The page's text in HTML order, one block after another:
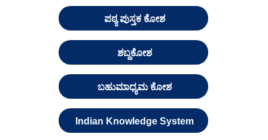
ಪಠ್ಯ ಪುಸ್ತಕ ಕೋಶ
ಶಬ್ದಕೋಶ
ಬಹುಮಾಧ್ಯಮ ಕೋಶ
Indian Knowledge System